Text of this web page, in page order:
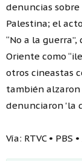
denuncias
Palestina; el
“No a la
Oriente como
otros cineastas
también
denunciaron 'la
Vía: RTVC • PBS